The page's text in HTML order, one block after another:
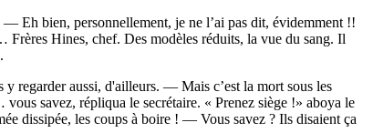
Eh bien, personnellement, je ne l’ai pas dit, évidemment !!
Hines, chef. Des modèles réduits, la vue du sang. Il
regarder aussi, d'ailleurs. — Mais c’est la mort sous les
savez, répliqua le secrétaire. « Prenez siège !» aboya le
dissipée, les coups à boire ! — Vous savez ? Ils disaient ça